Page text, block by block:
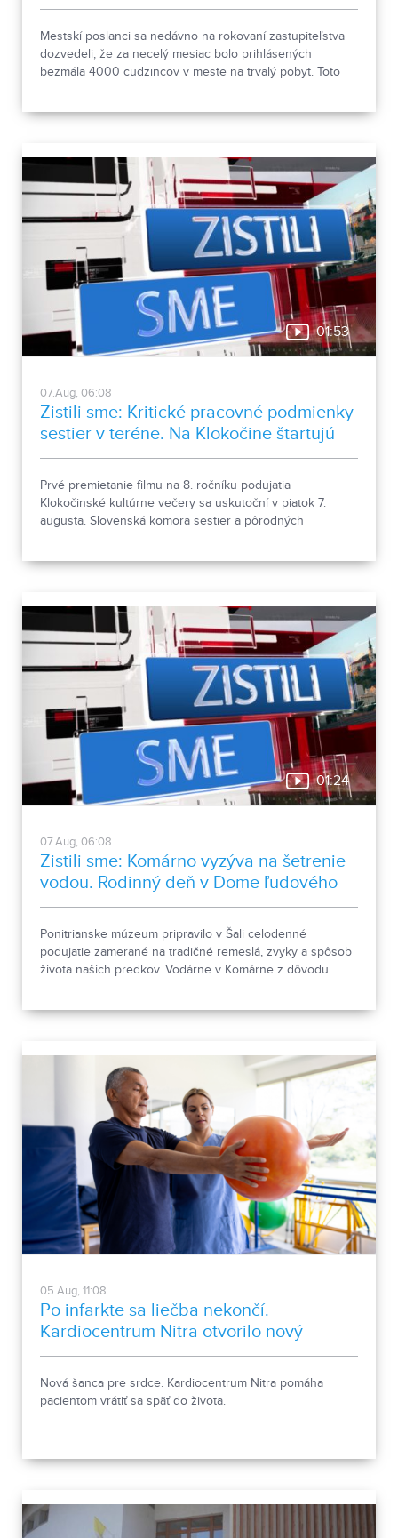
Mestskí poslanci sa nedávno na rokovaní zastupiteľstva
dozvedeli, že za necelý mesiac bolo prihlásených
bezmála 4000 cudzincov v meste na trvalý pobyt. Toto
01:53
07.Aug, 06:08
Zistili sme: Kritické pracovné podmienky
sestier v teréne. Na Klokočine štartujú
kultúrne večery
Prvé premietanie filmu na 8. ročníku podujatia
Klokočinské kultúrne večery sa uskutoční v piatok 7.
augusta. Slovenská komora sestier a pôrodných
01:24
07.Aug, 06:08
Zistili sme: Komárno vyzýva na šetrenie
vodou. Rodinný deň v Dome ľudového
bývania a architektúry
Ponitrianske múzeum pripravilo v Šali celodenné
podujatie zamerané na tradičné remeslá, zvyky a spôsob
života našich predkov. Vodárne v Komárne z dôvodu
05.Aug, 11:08
Po infarkte sa liečba nekončí.
Kardiocentrum Nitra otvorilo nový
stacionár
Nová šanca pre srdce. Kardiocentrum Nitra pomáha
pacientom vrátiť sa späť do života.